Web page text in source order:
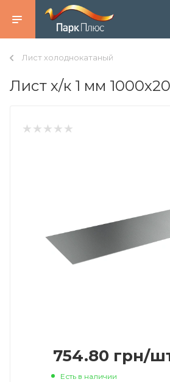
Лист холоднокатаный
Лист х/к 1 мм
754.80 грн/
Есть в наличии